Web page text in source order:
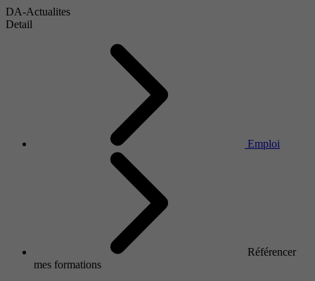
DA-Actualites
Detail
Emploi
Référencer
mes formations